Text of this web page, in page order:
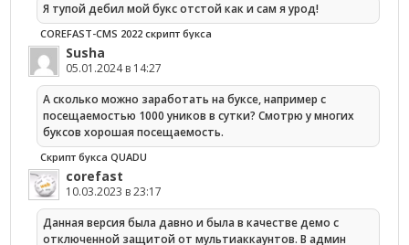
Я тупой дебил мой букс отстой как и сам я урод!
COREFAST-CMS 2022 скрипт букса
Susha
05.01.2024 в 14:27
А сколько можно заработать на буксе, например с
посещаемостью 1000 уников в сутки? Смотрю у многих
буксов хорошая посещаемость.
Скрипт букса QUADU
corefast
10.03.2023 в 23:17
Данная версия была давно и была в качестве демо с
отключенной защитой от мультиаккаунтов. В админ